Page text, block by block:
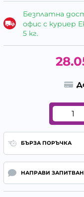
Безплатна
офис с куриер
5 кг.
БЪРЗА ПОРЪЧКА
НАПРАВИ